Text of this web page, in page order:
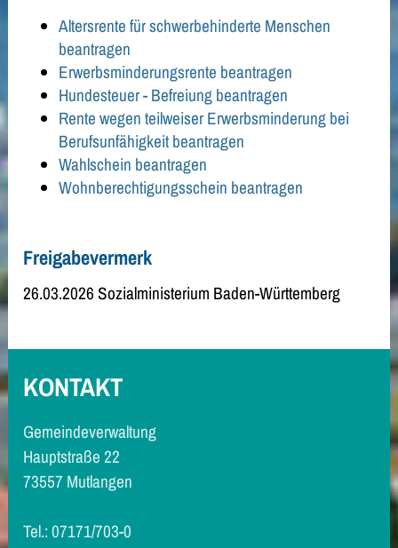
Altersrente für schwerbehinderte Menschen
beantragen
Erwerbsminderungsrente beantragen
Hundesteuer - Befreiung beantragen
Rente wegen teilweiser Erwerbsminderung bei
Berufsunfähigkeit beantragen
Wahlschein beantragen
Wohnberechtigungsschein beantragen
Freigabevermerk
26.03.2026Sozialministerium Baden-Württemberg
KONTAKT
Gemeindeverwaltung
Hauptstraße 22
73557 Mutlangen
Tel.: 07171/703-0